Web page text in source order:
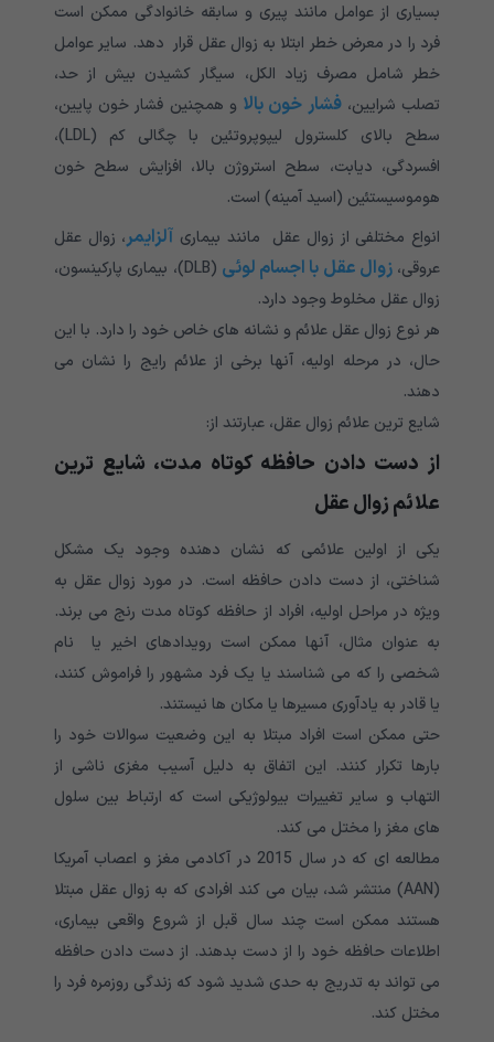
بسیاری از عوامل مانند پیری و سابقه خانوادگی ممکن است
فرد را در معرض خطر ابتلا به زوال عقل قرار دهد. سایر عوامل
خطر شامل مصرف زیاد الکل، سیگار کشیدن بیش از حد،
تصلب شرایین،فشار خون بالا و همچنین فشار خون پایین،
سطح بالای کلسترول لیپوپروتئین با چگالی کم (LDL)،
افسردگی، دیابت، سطح استروژن بالا، افزایش سطح خون
هوموسیستئین (اسید آمینه) است.
انواع مختلفی از زوال عقل مانند بیماری آلزایمر، زوال عقل
عروقی،زوال عقل با اجسام لوئی
(DLB)، بیماری پارکینسون،
زوال عقل مخلوط وجود دارد.
هر نوع زوال عقل علائم و نشانه های خاص خود را دارد. با این
حال، در مرحله اولیه، آنها برخی از علائم رایج را نشان می
دهند.
شایع ترین علائم زوال عقل، عبارتند از:
از دست دادن حافظه کوتاه مدت، شایع ترین
علائم زوال عقل
یکی از اولین علائمی که نشان دهنده وجود یک مشکل
شناختی، از دست دادن حافظه است. در مورد زوال عقل به
ویژه در مراحل اولیه، افراد از حافظه کوتاه مدت رنج می برند.
به عنوان مثال، آنها ممکن است رویدادهای اخیر یا نام
شخصی را که می شناسند یا یک فرد مشهور را فراموش کنند،
یا قادر به یادآوری مسیرها یا مکان ها نیستند.
حتی ممکن است افراد مبتلا به این وضعیت سوالات خود را
بارها تکرار کنند. این اتفاق به دلیل آسیب مغزی ناشی از
التهاب و سایر تغییرات بیولوژیکی است که ارتباط بین سلول
های مغز را مختل می کند.
مطالعه ای که در سال 2015 در آکادمی مغز و اعصاب آمریکا
(AAN) منتشر شد، بیان می کند افرادی که به زوال عقل مبتلا
هستند ممکن است چند سال قبل از شروع واقعی بیماری،
اطلاعات حافظه خود را از دست بدهند. از دست دادن حافظه
می تواند به تدریج به حدی شدید شود که زندگی روزمره فرد را
مختل کند.